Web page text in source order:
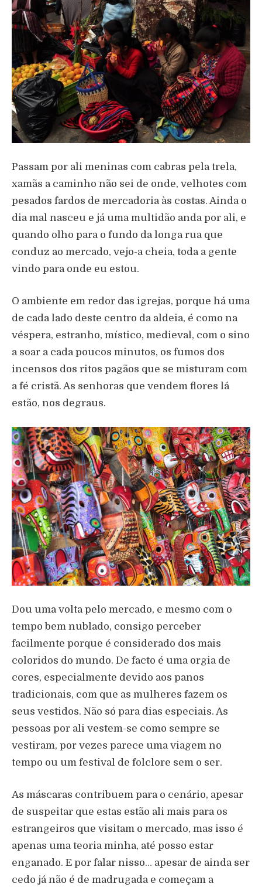
Passam por ali meninas com cabras pela trela,
xamãs a caminho não sei de onde, velhotes com
pesados fardos de mercadoria às costas. Ainda o
dia mal nasceu e já uma multidão anda por ali, e
quando olho para o fundo da longa rua que
conduz ao mercado, vejo-a cheia, toda a gente
vindo para onde eu estou.
O ambiente em redor das igrejas, porque há uma
de cada lado deste centro da aldeia, é como na
véspera, estranho, místico, medieval, com o sino
a soar a cada poucos minutos, os fumos dos
incensos dos ritos pagãos que se misturam com
a fé cristã. As senhoras que vendem flores lá
estão, nos degraus.
Dou uma volta pelo mercado, e mesmo com o
tempo bem nublado, consigo perceber
facilmente porque é considerado dos mais
coloridos do mundo. De facto é uma orgia de
cores, especialmente devido aos panos
tradicionais, com que as mulheres fazem os
seus vestidos. Não só para dias especiais. As
pessoas por ali vestem-se como sempre se
vestiram, por vezes parece uma viagem no
tempo ou um festival de folclore sem o ser.
As máscaras contribuem para o cenário, apesar
de suspeitar que estas estão ali mais para os
estrangeiros que visitam o mercado, mas isso é
apenas uma teoria minha, até posso estar
enganado. E por falar nisso… apesar de ainda ser
cedo já não é de madrugada e começam a